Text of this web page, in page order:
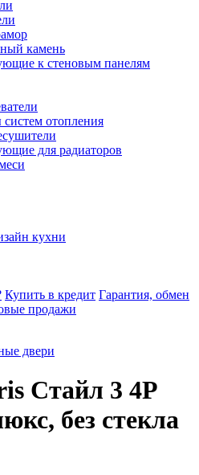
камень
к стеновым панелям
систем отопления
для радиаторов
кухни
Купить в кредит Гарантия, обмен
продажи
двери
Стайл 3 4Р
без стекла